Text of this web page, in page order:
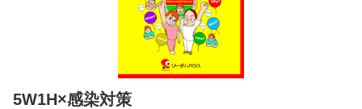
5W1H×感染対策